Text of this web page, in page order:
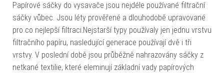
Papírové sáčky do vysavače jsou nejdéle používané filtrační
sáčky vůbec. Jsou léty prověřené a dlouhodobě upravované
pro co nejlepší filtraci.Nejstarší typy používaly jen jednu vrstvu
filtračního papíru, nasledující generace používají dvě i tři
vrstvy. V poslední době jsou průběžně nahrazovány sáčky z
netkané textilie, které eleminují základní vady papírových